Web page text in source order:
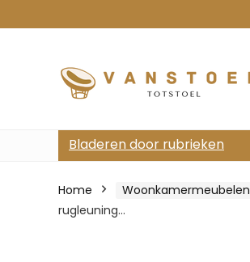
Bladeren door rubrieken
Home Woonkamermeubelen
rugleuning…